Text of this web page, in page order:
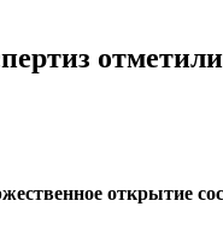
открытие